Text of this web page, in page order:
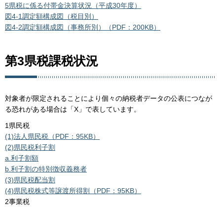
5県税に係る付帯金決算状況（平成30年度）
図4-1調定額構成図（税目別）
図4-2調定額構成図（事務所別）（PDF：200KB）
第3県税課税状況
対象者が限定されることにより個々の納税者データの公表につなが
る恐れがある場合は「X」で表しています。
1県民税
(1)法人県民税（PDF：95KB）
(2)県民税利子割
a.利子割額
b.利子割の特別徴収義務者
(3)県民税配当割
(4)県民税株式等譲渡所得割（PDF：95KB）
2事業税